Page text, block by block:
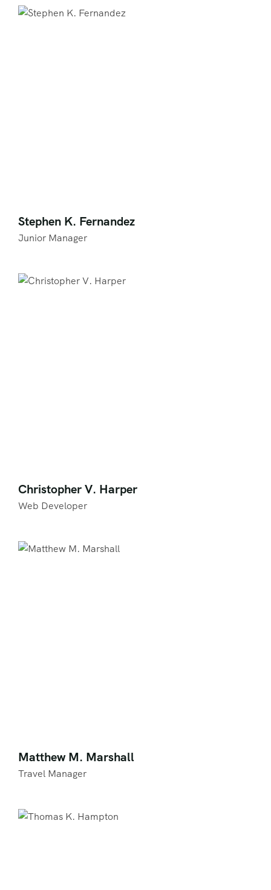
Stephen K. Fernandez
Junior Manager
Christopher V. Harper
Web Developer
Matthew M. Marshall
Travel Manager